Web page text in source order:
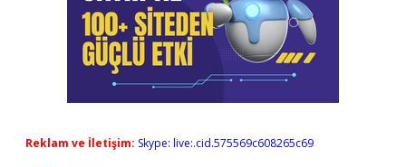
Reklam ve İletişim: Skype: live:.cid.575569c608265c69